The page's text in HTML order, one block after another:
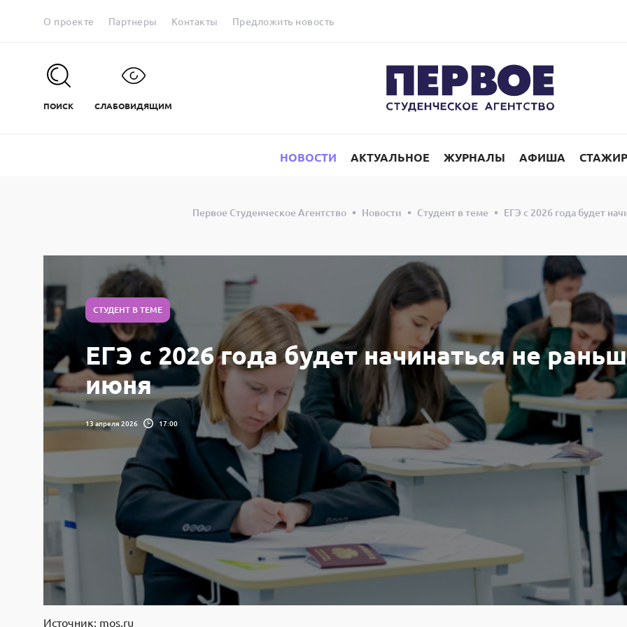
О проекте Партнеры Контакты Предложить новость
ПОИСК СЛАБОВИДЯЩИМ
НОВОСТИ АКТУАЛЬНОЕ ЖУРНАЛЫ АФИША
Первое Студенческое Агентство Новости Студент в теме ЕГЭ с 2026 года будет
СТУДЕНТ В ТЕМЕ
ЕГЭ с 2026 года будет начинаться не
июня
13 апреля 2026 17:00
Источник: mos.ru